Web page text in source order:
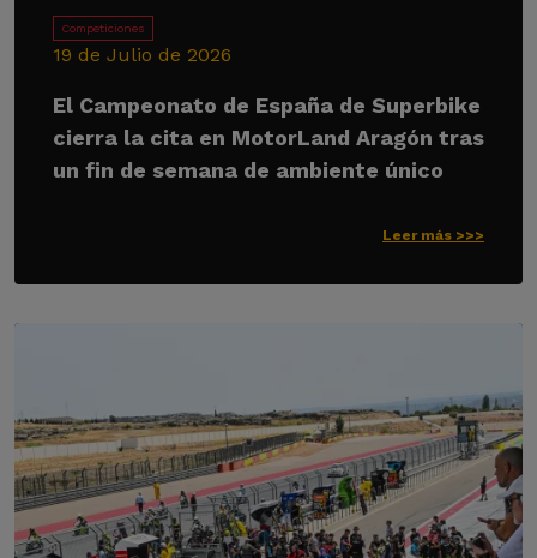
Competiciones
19 de Julio de 2026
El Campeonato de España de Superbike
cierra la cita en MotorLand Aragón tras
un fin de semana de ambiente único
Leer más >>>